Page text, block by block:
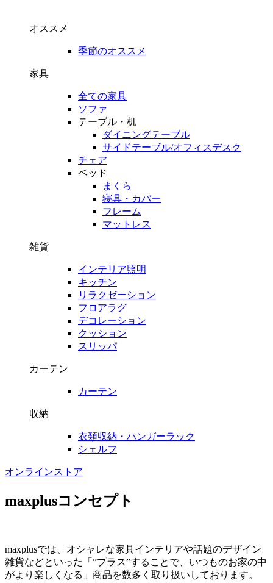
オススメ
季節のオススメ
家具
全ての家具
ソファ
テーブル・机
ダイニングテーブル
サイドテーブル/オフィスデスク
チェア
ベッド
まくら
寝具・カバー
フレーム
マットレス
雑貨
インテリア照明
キッチン
リラクゼーション
フロアラグ
デコレーション
クッション
スリッパ
カーテン
カーテン
収納
衣類収納・ハンガーラック
シェルフ
オンラインストア
maxplusコンセプト
maxplusでは、オシャレな家具インテリアや話題のデザイン
雑貨などといった「”プラス”することで、いつものお家の中
がより楽しくなる」商品を数多く取り扱いしております。